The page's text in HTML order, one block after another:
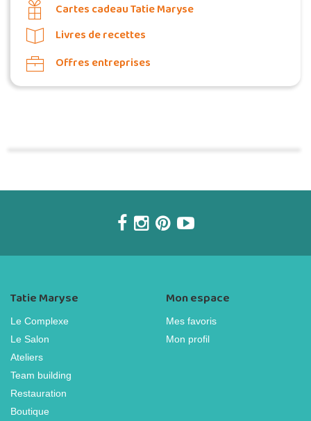
Cartes cadeau Tatie Maryse
Livres de recettes
Offres entreprises
Tatie Maryse
Le Complexe
Le Salon
Ateliers
Team building
Restauration
Boutique
Mon espace
Mes favoris
Mon profil